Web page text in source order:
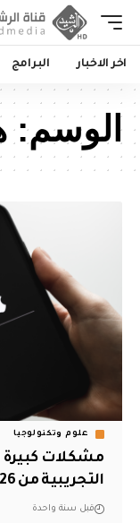
اخر الاخبار البرامج
الوسم:
علوم وتكنولوجيا
مشكلات كبيرة
التجريبية من iOS 26
قبل سنة واحدة